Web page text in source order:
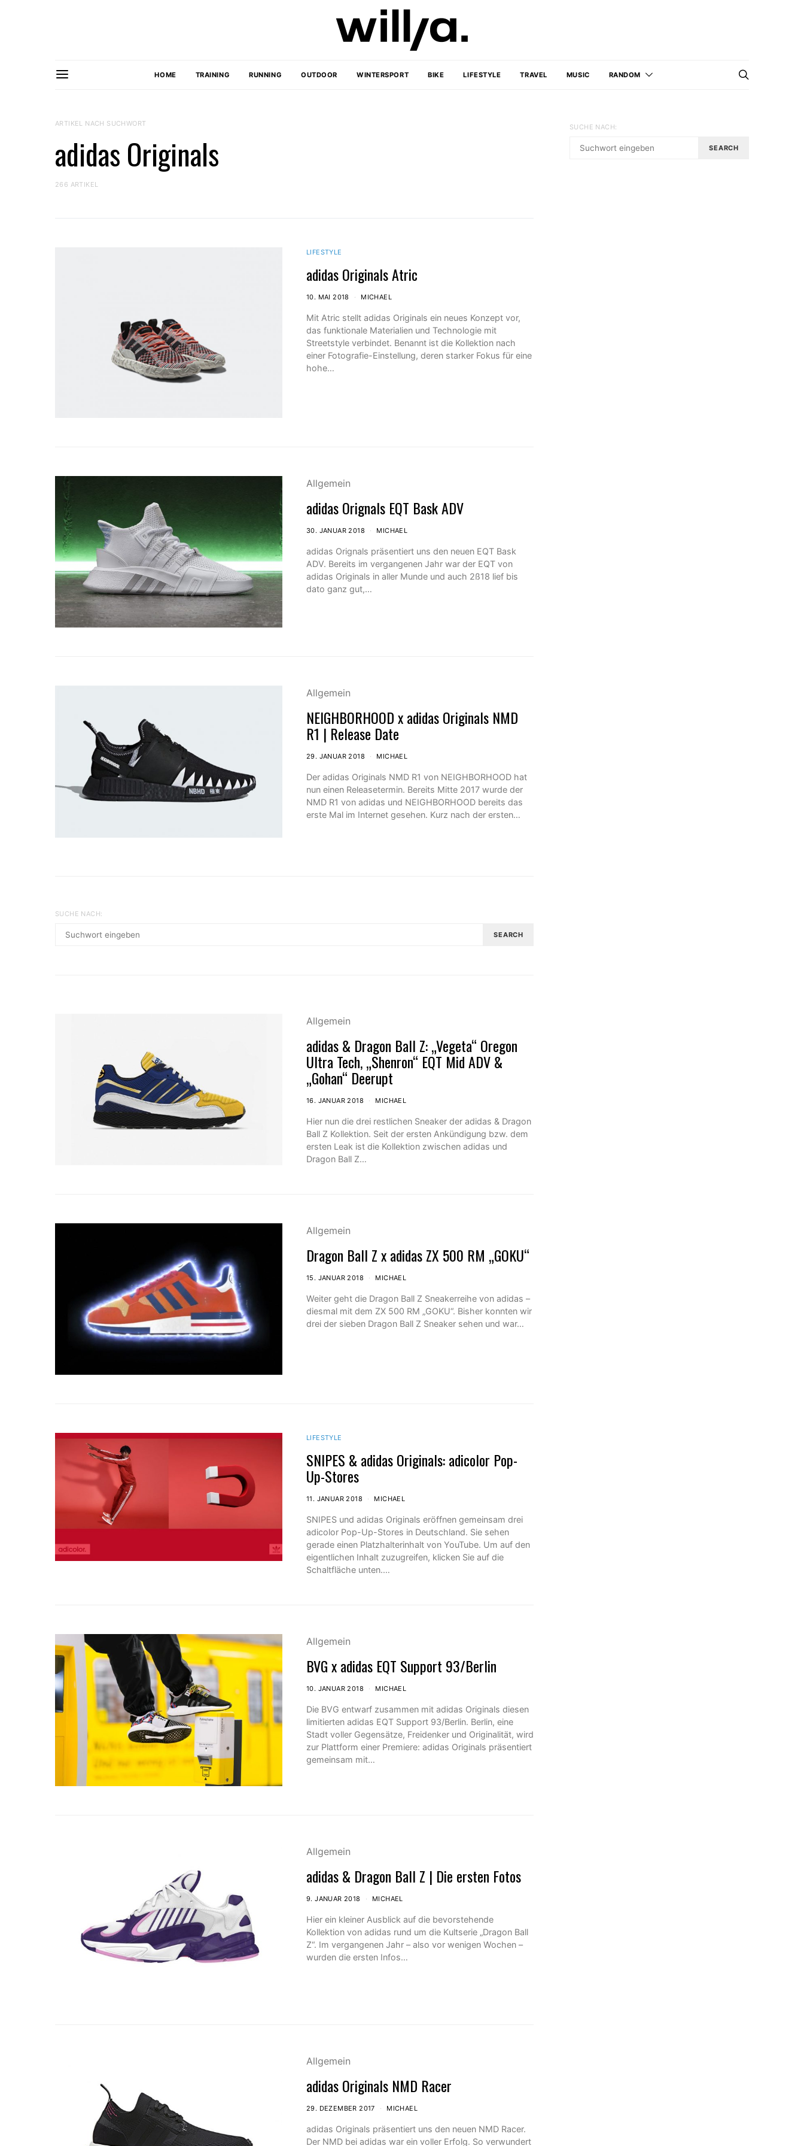
HOME TRAINING RUNNING OUTDOOR WINTERSPORT BIKE LIFESTYLE TRAVEL MUSIC RANDOM
ARTIKEL NACH SUCHWORT
adidas Originals
266 ARTIKEL
LIFESTYLE
adidas Originals Atric
10. MAI 2018 MICHAEL
Mit Atric stellt adidas Originals ein neues Konzept vor,
das funktionale Materialien und Technologie mit
Streetstyle verbindet. Benannt ist die Kollektion nach
einer Fotografie-Einstellung, deren starker Fokus für eine
hohe…
Allgemein
adidas Orignals EQT Bask ADV
30. JANUAR 2018 MICHAEL
adidas Orignals präsentiert uns den neuen EQT Bask
ADV. Bereits im vergangenen Jahr war der EQT von
adidas Originals in aller Munde und auch 2ß18 lief bis
dato ganz gut,…
Allgemein
NEIGHBORHOOD x adidas Originals NMD
R1 | Release Date
29. JANUAR 2018 MICHAEL
Der adidas Originals NMD R1 von NEIGHBORHOOD hat
nun einen Releasetermin. Bereits Mitte 2017 wurde der
NMD R1 von adidas und NEIGHBORHOOD bereits das
erste Mal im Internet gesehen. Kurz nach der ersten…
SUCHE NACH:
SEARCH
Allgemein
adidas & Dragon Ball Z: „Vegeta“ Oregon
Ultra Tech, „Shenron“ EQT Mid ADV &
„Gohan“ Deerupt
16. JANUAR 2018 MICHAEL
Hier nun die drei restlichen Sneaker der adidas & Dragon
Ball Z Kollektion. Seit der ersten Ankündigung bzw. dem
ersten Leak ist die Kollektion zwischen adidas und
Dragon Ball Z…
Allgemein
Dragon Ball Z x adidas ZX 500 RM „GOKU“
15. JANUAR 2018 MICHAEL
Weiter geht die Dragon Ball Z Sneakerreihe von adidas –
diesmal mit dem ZX 500 RM „GOKU“. Bisher konnten wir
drei der sieben Dragon Ball Z Sneaker sehen und war…
LIFESTYLE
SNIPES & adidas Originals: adicolor Pop-
Up-Stores
11. JANUAR 2018 MICHAEL
SNIPES und adidas Originals eröffnen gemeinsam drei
adicolor Pop-Up-Stores in Deutschland. Sie sehen
gerade einen Platzhalterinhalt von YouTube. Um auf den
eigentlichen Inhalt zuzugreifen, klicken Sie auf die
Schaltfläche unten.…
Allgemein
BVG x adidas EQT Support 93/Berlin
10. JANUAR 2018 MICHAEL
Die BVG entwarf zusammen mit adidas Originals diesen
limitierten adidas EQT Support 93/Berlin. Berlin, eine
Stadt voller Gegensätze, Freidenker und Originalität, wird
zur Plattform einer Premiere: adidas Originals präsentiert
gemeinsam mit…
Allgemein
adidas & Dragon Ball Z | Die ersten Fotos
9. JANUAR 2018 MICHAEL
Hier ein kleiner Ausblick auf die bevorstehende
Kollektion von adidas rund um die Kultserie „Dragon Ball
Z“. Im vergangenen Jahr – also vor wenigen Wochen –
wurden die ersten Infos…
Allgemein
adidas Originals NMD Racer
29. DEZEMBER 2017 MICHAEL
adidas Originals präsentiert uns den neuen NMD Racer.
Der NMD bei adidas war ein voller Erfolg. So verwundert
SUCHE NACH:
SEARCH